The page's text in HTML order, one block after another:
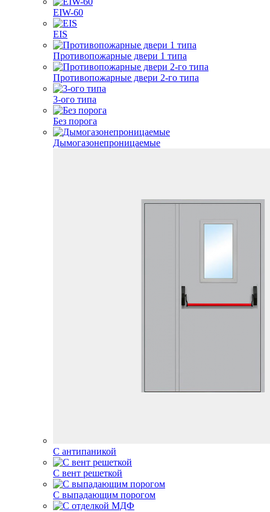
EIW-60
EIS
Противопожарные двери 1 типа
Противопожарные двери 2-го типа
3-ого типа
Без порога
Дымогазонепроницаемые
С антипаникой
С вент решеткой
С выпадающим порогом